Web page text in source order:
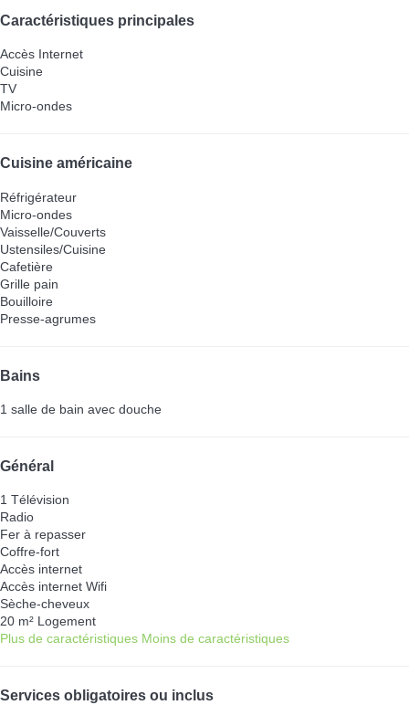
Caractéristiques principales
Accès Internet
Cuisine
TV
Micro-ondes
Cuisine américaine
Réfrigérateur
Micro-ondes
Vaisselle/Couverts
Ustensiles/Cuisine
Cafetière
Grille pain
Bouilloire
Presse-agrumes
Bains
1 salle de bain avec douche
Général
1 Télévision
Radio
Fer à repasser
Coffre-fort
Accès internet
Accès internet Wifi
Sèche-cheveux
20 m² Logement
Plus de caractéristiques Moins de caractéristiques
Services obligatoires ou inclus